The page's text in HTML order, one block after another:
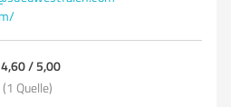
4,60 / 5,00
(1 Quelle)